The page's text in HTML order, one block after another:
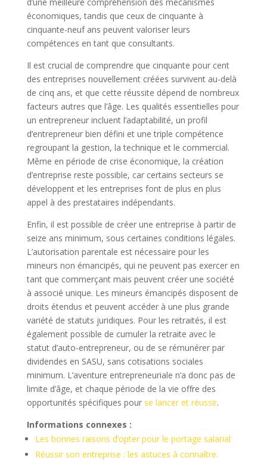
économiques, tandis que ceux de cinquante à
cinquante-neuf ans peuvent valoriser leurs
compétences en tant que consultants.
Il est crucial de comprendre que cinquante pour cent
des entreprises nouvellement créées survivent au-delà
de cinq ans, et que cette réussite dépend de nombreux
facteurs autres que l’âge. Les qualités essentielles pour
un entrepreneur incluent l’adaptabilité, un profil
d’entrepreneur bien défini et une triple compétence
regroupant la gestion, la technique et le commercial.
Même en période de crise économique, la création
d’entreprise reste possible, car certains secteurs se
développent et les entreprises font de plus en plus
appel à des prestataires indépendants.
Enfin, il est possible de créer une entreprise à partir de
seize ans minimum, sous certaines conditions légales.
L’autorisation parentale est nécessaire pour les
mineurs non émancipés, qui ne peuvent pas exercer en
tant que commerçant mais peuvent créer une société
à associé unique. Les mineurs émancipés disposent de
droits étendus et peuvent accéder à une plus grande
variété de statuts juridiques. Pour les retraités, il est
également possible de cumuler la retraite avec le
statut d’auto-entrepreneur, ou de se rémunérer par
dividendes en SASU, sans cotisations sociales
minimum. L’aventure entrepreneuriale n’a donc pas de
limite d’âge, et chaque période de la vie offre des
opportunités spécifiques pour se lancer et réussir.
Informations connexes :
Les bonnes raisons d’opter pour le portage salarial
Réussir son entreprise : les astuces à connaître.